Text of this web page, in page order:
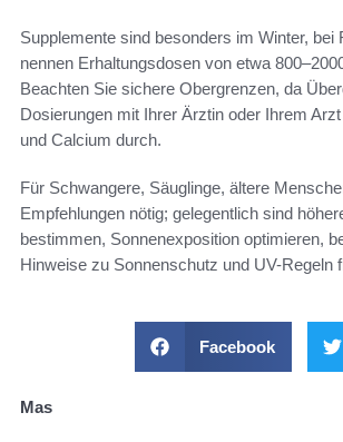
Supplemente sind besonders im Winter,
nennen Erhaltungsdosen von etwa
Beachten Sie sichere Obergrenzen, da
Dosierungen mit Ihrer Ärztin oder Ihrem
und Calcium durch.
Für Schwangere, Säuglinge, ältere
Empfehlungen nötig; gelegentlich sind
bestimmen, Sonnenexposition optimieren,
Hinweise zu Sonnenschutz und UV-Regeln
Facebook
Mas